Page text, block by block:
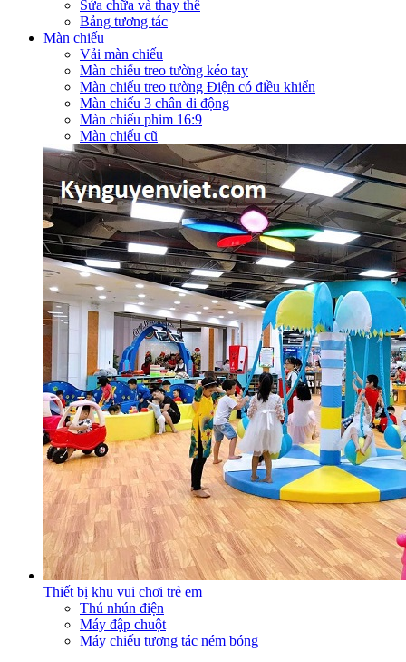
Sửa chữa và thay thế
Bảng tương tác
Màn chiếu
Vải màn chiếu
Màn chiếu treo tường kéo tay
Màn chiếu treo tường Điện có điều khiển
Màn chiếu 3 chân di động
Màn chiếu phim 16:9
Màn chiếu cũ
Thiết bị khu vui chơi trẻ em
Thú nhún điện
Máy đập chuột
Máy chiếu tương tác ném bóng